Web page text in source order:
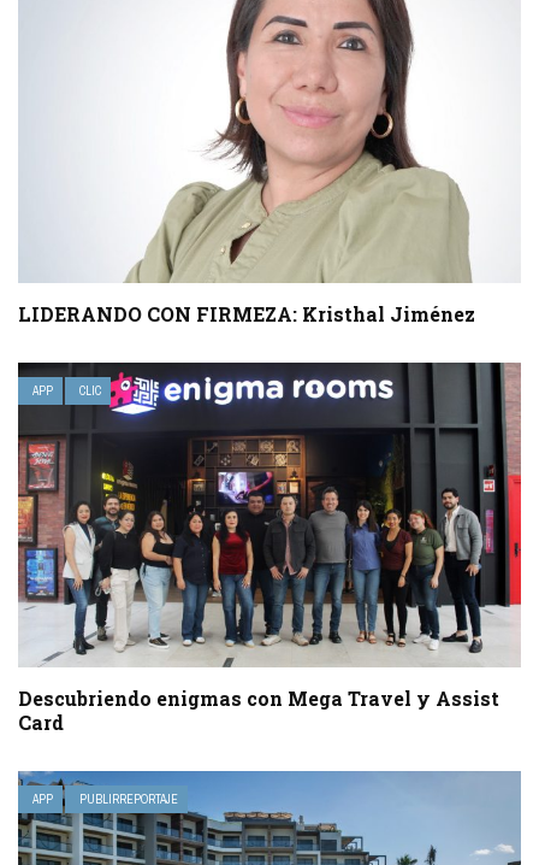
LIDERANDO CON FIRMEZA: Kristhal Jiménez
APP CLIC
Descubriendo enigmas con Mega Travel y Assist
Card
APP PUBLIRREPORTAJE